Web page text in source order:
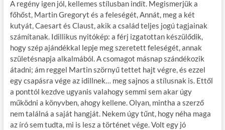
A regény igen jól, kellemes stílusban indít. Megismerjük a
főhőst, Martin Gregoryt és a feleségét, Annát, meg a két
kutyát, Caesart és Claust, akik a család teljes jogú tagjainak
számítanak. Idillikus nyitókép: a férj izgatottan készülődik,
hogy szép ajándékkal lepje meg szeretett feleségét, annak
születésnapja alkalmából. A csomagot másnap szándékozik
átadni; ám reggel Martin szörnyű tettet hajt végre, és ezzel
egy csapásra vége az idillnek… meg sajnos a stílusnak is. Ettől
a ponttól kezdve ugyanis valahogy semmi sem akar úgy
működni a könyvben, ahogy kellene. Olyan, mintha a szerző
nem találná a saját hangját. Nekem úgy tűnt, hogy néha maga
az író sem tudta, mi is lesz a történet vége. Volt egy jó